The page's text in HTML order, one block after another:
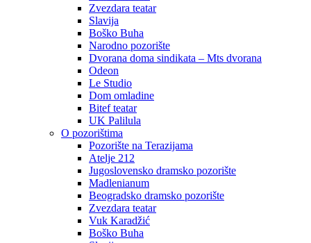
Zvezdara teatar
Slavija
Boško Buha
Narodno pozorište
Dvorana doma sindikata – Mts dvorana
Odeon
Le Studio
Dom omladine
Bitef teatar
UK Palilula
O pozorištima
Pozorište na Terazijama
Atelje 212
Jugoslovensko dramsko pozorište
Madlenianum
Beogradsko dramsko pozorište
Zvezdara teatar
Vuk Karadžić
Boško Buha